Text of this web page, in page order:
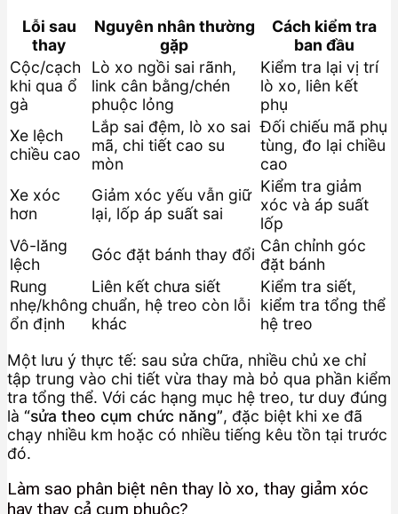
Lỗi sau
thay
Nguyên nhân thường
gặp
Cách kiểm tra
ban đầu
Cộc/cạch
khi qua ổ
gà
Lò xo ngồi sai rãnh,
link cân bằng/chén
phuộc lỏng
Kiểm tra lại vị trí
lò xo, liên kết
phụ
Xe lệch
chiều cao
Lắp sai đệm, lò xo sai
mã, chi tiết cao su
mòn
Đối chiếu mã phụ
tùng, đo lại chiều
cao
Xe xóc
hơn
Giảm xóc yếu vẫn giữ
lại, lốp áp suất sai
Kiểm tra giảm
xóc và áp suất
lốp
Vô-lăng
lệch
Góc đặt bánh thay đổi Cân chỉnh góc
đặt bánh
Rung
nhẹ/không
ổn định
Liên kết chưa siết
chuẩn, hệ treo còn lỗi
khác
Kiểm tra siết,
kiểm tra tổng thể
hệ treo
Một lưu ý thực tế: sau sửa chữa, nhiều chủ xe chỉ
tập trung vào chi tiết vừa thay mà bỏ qua phần kiểm
tra tổng thể. Với các hạng mục hệ treo, tư duy đúng
là “sửa theo cụm chức năng”, đặc biệt khi xe đã
chạy nhiều km hoặc có nhiều tiếng kêu tồn tại trước
đó.
Làm sao phân biệt nên thay lò xo, thay giảm xóc
hay thay cả cụm phuộc?